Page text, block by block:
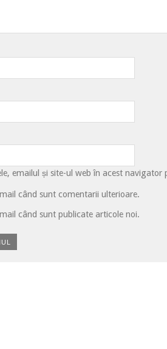
emailul și site-ul web în acest
când sunt comentarii ulterioare.
când sunt publicate articole noi.